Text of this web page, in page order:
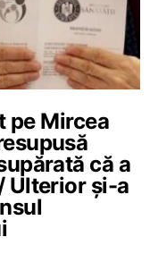
pe Mircea
că a
Ulterior și-a